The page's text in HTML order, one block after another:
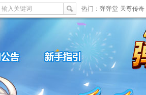
输入关键词 热门： 弹弹堂 天尊传奇